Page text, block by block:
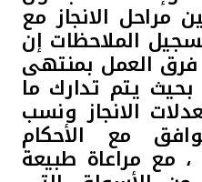
مراحل الانجاز مع
الملاحظات إن
العمل بمنتهى
بحيث يتم تدارك ما
الانجاز ونسب
مع الأحكام
، مع مراعاة طبيعة